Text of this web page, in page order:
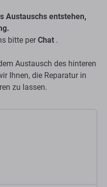
Austauschs entstehen,
bitte per Chat .
Austausch des hinteren
Ihnen, die Reparatur in
zu lassen.